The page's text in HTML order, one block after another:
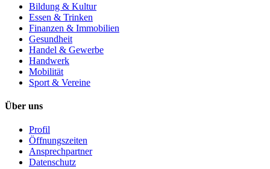
Bildung & Kultur
Essen & Trinken
Finanzen & Immobilien
Gesundheit
Handel & Gewerbe
Handwerk
Mobilität
Sport & Vereine
Über uns
Profil
Öffnungszeiten
Ansprechpartner
Datenschutz